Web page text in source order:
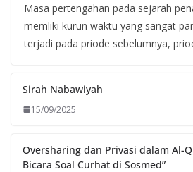
Masa pertengahan pada sejarah
memliki kurun waktu yang sangat
terjadi pada priode sebelumnya,
Sirah Nabawiyah
15/09/2025
Oversharing dan Privasi dalam Al-
Bicara Soal Curhat di Sosmed”